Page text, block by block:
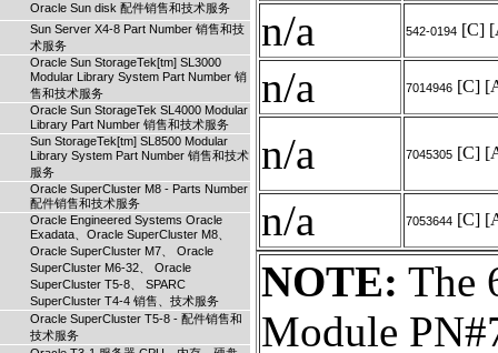
Oracle Sun disk 配件销售和技术服务
Sun Server X4-8 Part Number 销售和技
术服务
Oracle Sun StorageTek[tm] SL3000
Modular Library System Part Number 销
售和技术服务
Oracle Sun StorageTek SL4000 Modular
Library Part Number 销售和技术服务
Sun StorageTek[tm] SL8500 Modular
Library System Part Number 销售和技术
服务
Oracle SuperCluster M8 - Parts Number
配件销售和技术服务
Oracle Engineered Systems Oracle
Exadata、Oracle SuperCluster M8、
Oracle SuperCluster M7、 Oracle
SuperCluster M6-32、 Oracle
SuperCluster T5-8、 SPARC
SuperCluster T4-4 销售、技术服务
Oracle SuperCluster T5-8 - 配件销售和
技术服务
n/a 542-0194 [C]
n/a 7014946 [C]
n/a 7045305 [C]
n/a 7053644 [C]
NOTE: The
Module